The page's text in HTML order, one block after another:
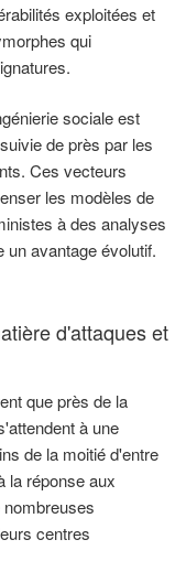
exploitées et
qui
sociale est
de près par les
Ces vecteurs
les modèles de
à des analyses
avantage évolutif.
d'attaques et
que près de la
à une
de la moitié d'entre
la réponse aux
centres